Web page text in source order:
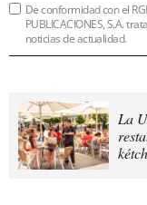
De conformidad con el
PUBLICACIONES, S.A.
noticias de actualidad.
La